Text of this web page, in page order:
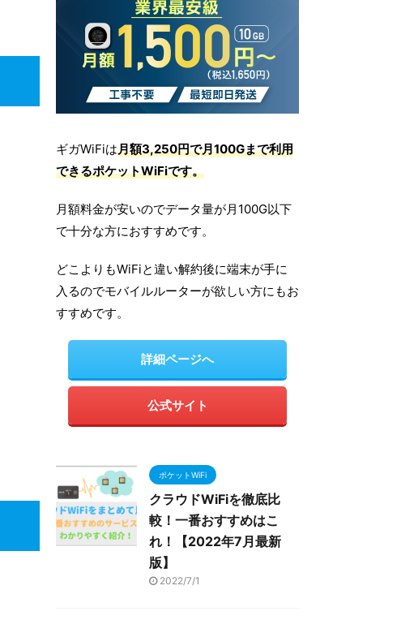
ギガWiFiは月額3,250円で月100Gまで利用
できるポケットWiFiです。
月額料金が安いのでデータ量が月100G以下
で十分な方におすすめです。
どこよりもWiFiと違い解約後に端末が手に
入るのでモバイルルーターが欲しい方にもお
すすめです。
詳細ページへ
公式サイト
ポケットWiFi
クラウドWiFiを徹底比
較！一番おすすめはこ
れ！【2022年7月最新
版】
2022/7/1